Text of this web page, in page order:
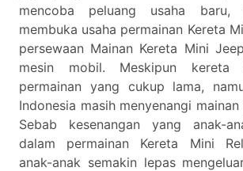
mencoba peluang usaha baru,
membuka usaha permainan Kereta
persewaan Mainan Kereta Mini
mesin mobil. Meskipun kereta
permainan yang cukup lama,
Indonesia masih menyenangi
Sebab kesenangan yang anak-
dalam permainan Kereta Mini
anak-anak semakin lepas